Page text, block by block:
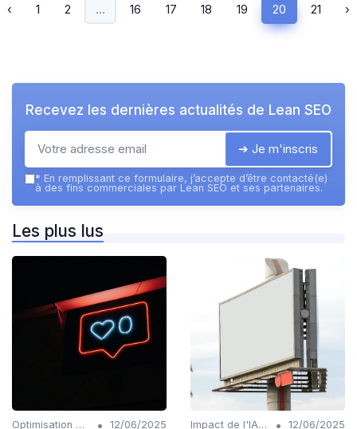
‹ 1 2 ... 16 17 18 19 20 21 ›
Recevez les dernières actualités de Lean SEO
➔ Je m'inscris
* En remplissant ce formulaire, j’accepte d’être contacté(e)
à des fins commerciales par Lean SEO et ses partenaires.
Les plus lus
Optimisation de l'expérience utilisateur avec IA • 12/06/2025 Impact de l'IA sur les rôles SEO • 12/06/2025